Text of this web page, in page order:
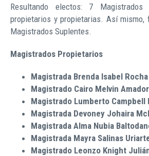
Resultando electos: 7
propietarios y propietarias. Así mismo,
Magistrados Suplentes.
Magistrados Propietarios
Magistrada Brenda Isabel
Magistrado Cairo Melvin Amador
Magistrado Lumberto Campbell
Magistrada Devoney Johaira
Magistrada Alma Nubia
Magistrada Mayra Salinas
Magistrado Leonzo Knight